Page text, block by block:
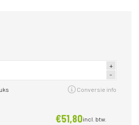
Conversie info
€51,80incl. btw.